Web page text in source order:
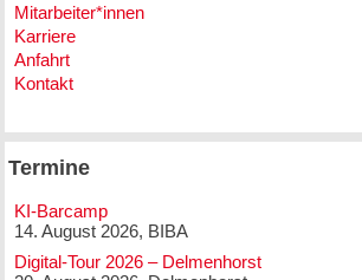
Mitarbeiter*innen
Karriere
Anfahrt
Kontakt
Termine
KI-Barcamp
14. August 2026, BIBA
Digital-Tour 2026 – Delmenhorst